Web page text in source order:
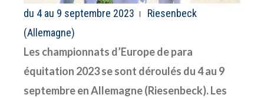
du 4 au 9 septembre 2023
Riesenbeck
(Allemagne)
Les championnats d’Europe de para
équitation 2023 se sont déroulés du 4 au 9
septembre en Allemagne (Riesenbeck). Les